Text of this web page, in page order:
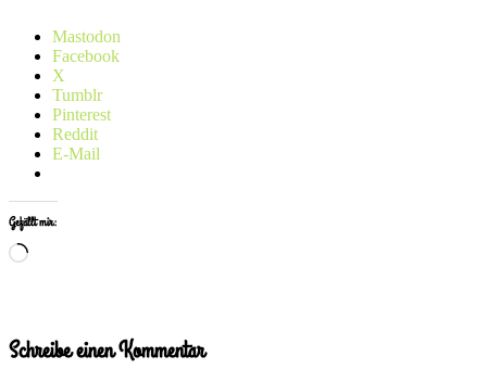
Mastodon
Facebook
X
Tumblr
Pinterest
Reddit
E-Mail
Gefällt mir:
Wird
Schreibe einen Kommentar